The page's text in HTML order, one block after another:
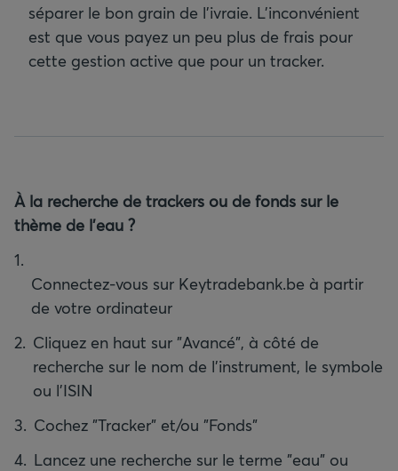
séparer le bon grain de l’ivraie. L’inconvénient
est que vous payez un peu plus de frais pour
cette gestion active que pour un tracker.
À la recherche de trackers ou de fonds sur le
thème de l’eau ?
Connectez-vous sur Keytradebank.be à partir
Cliquez en haut sur "Avancé", à côté de
recherche sur le nom de l’instrument, le symbole
Lancez une recherche sur le terme "eau" ou